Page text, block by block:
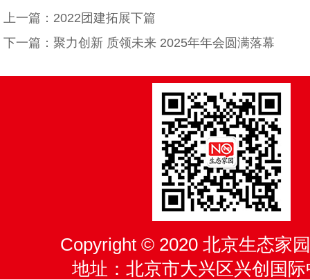
上一篇：2022团建拓展下篇
下一篇：聚力创新 质领未来 2025年年会圆满落幕
Copyright © 2020 北京生态家
地址：北京市大兴区兴创国